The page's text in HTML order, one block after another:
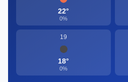
22°
0%
19
18°
0%